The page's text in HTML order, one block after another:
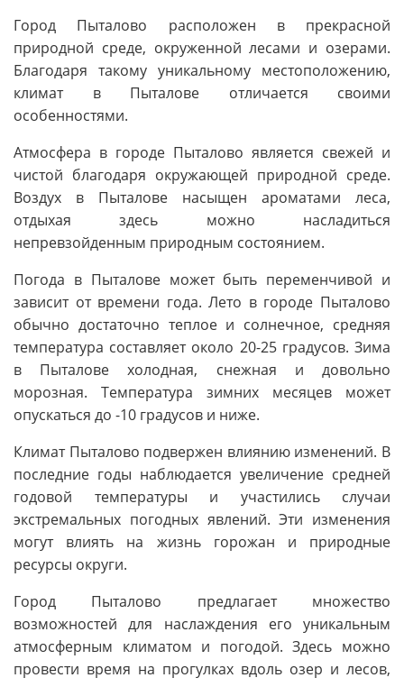
Город Пыталово расположен в прекрасной
природной среде, окруженной лесами и озерами.
Благодаря такому уникальному местоположению,
климат в Пыталове отличается своими
особенностями.
Атмосфера в городе Пыталово является свежей и
чистой благодаря окружающей природной среде.
Воздух в Пыталове насыщен ароматами леса,
отдыхая здесь можно насладиться
непревзойденным природным состоянием.
Погода в Пыталове может быть переменчивой и
зависит от времени года. Лето в городе Пыталово
обычно достаточно теплое и солнечное, средняя
температура составляет около 20-25 градусов. Зима
в Пыталове холодная, снежная и довольно
морозная. Температура зимних месяцев может
опускаться до -10 градусов и ниже.
Климат Пыталово подвержен влиянию изменений. В
последние годы наблюдается увеличение средней
годовой температуры и участились случаи
экстремальных погодных явлений. Эти изменения
могут влиять на жизнь горожан и природные
ресурсы округи.
Город Пыталово предлагает множество
возможностей для наслаждения его уникальным
атмосферным климатом и погодой. Здесь можно
провести время на прогулках вдоль озер и лесов,